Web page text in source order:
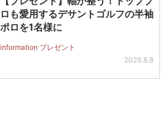
ロも愛用するデサントゴルフの半袖
ポロを1名様に
information プレゼント
2026.8.8